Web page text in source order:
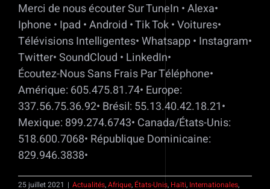
Merci de nous écouter Sur TuneIn • Alexa•
Iphone • Ipad • Android • Tik Tok • Voitures•
Télévisions Intelligentes• Whatsapp • Instagram•
Twitter• SoundCloud • LinkedIn•
Écoutez-Nous Sans Frais Par Téléphone•
Amérique: 605.475.81.74• Europe:
337.56.75.36.92• Brésil: 55.13.40.42.18.21•
Mexique: 899.274.6743• Canada/États-Unis:
518.600.7068• République Dominicaine:
829.946.3838•
25 juillet 2021 | Actualités,Afrique, États-Unis, Haïti, Internationales,